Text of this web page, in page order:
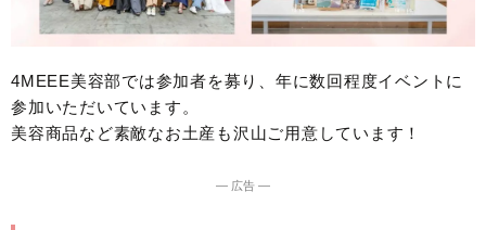
4MEEE美容部では参加者を募り、年に数回程度イベントに
参加いただいています。
美容商品など素敵なお土産も沢山ご用意しています！
― 広告 ―